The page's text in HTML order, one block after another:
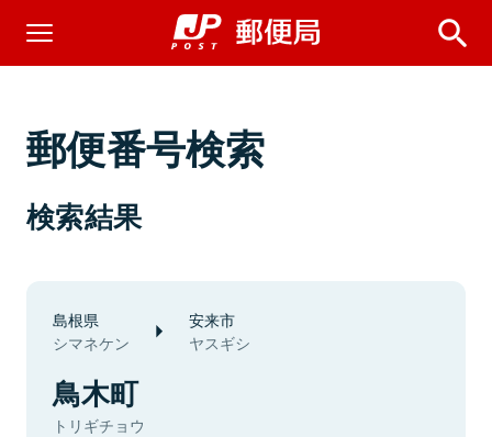
郵便番号検索
検索結果
島根県
シマネケン
安来市
ヤスギシ
鳥木町
トリギチョウ